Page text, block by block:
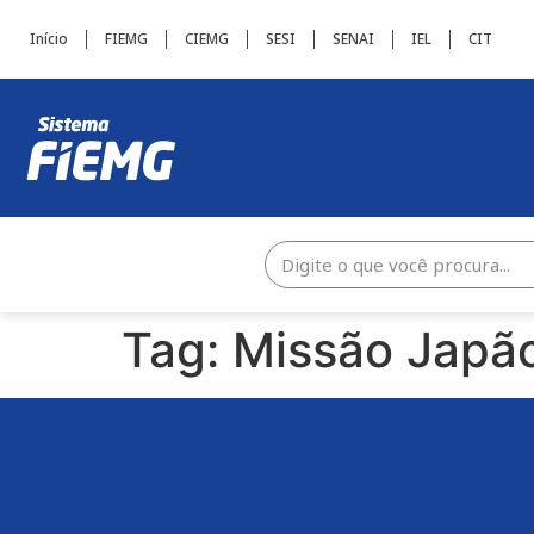
Início FIEMG CIEMG SESI SENAI IEL CIT
Tag: Missão